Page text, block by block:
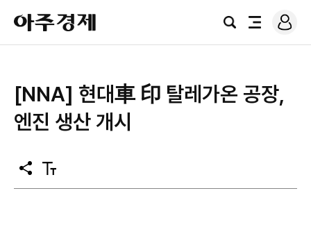
아
주
경
검
전
로
그
[NNA] 현대車 印 탈레가온 공장,
엔진 생산 개시
공
유
텍
스